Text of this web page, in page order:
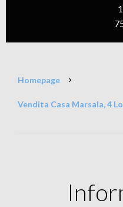
Homepage
Vendita Casa Marsala, 4